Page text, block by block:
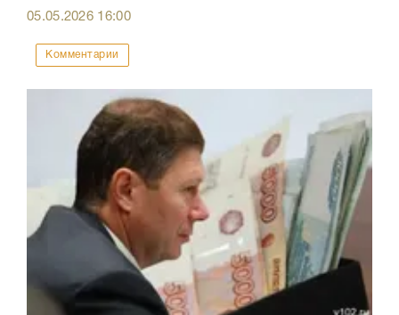
05.05.2026 16:00
Комментарии